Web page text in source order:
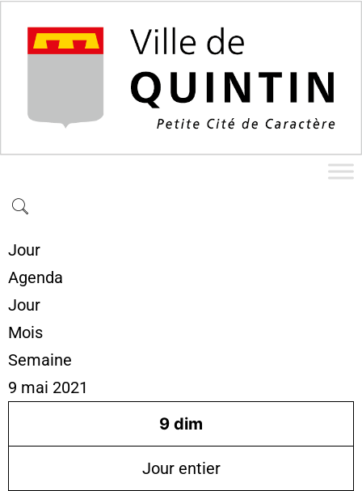
Jour
Agenda
Jour
Mois
Semaine
9 mai 2021
9 dim
Jour entier